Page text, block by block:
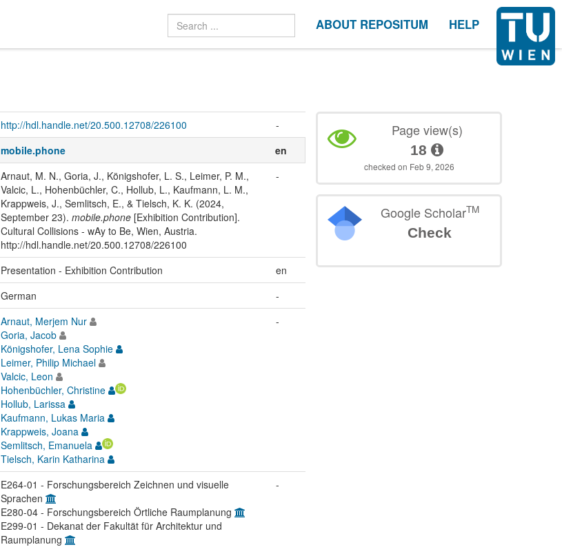
ABOUT REPOSITUM HELP
http://hdl.handle.net/20.500.12708/226100
-
mobile.phone
en
Arnaut, M. N., Goria, J., Königshofer, L. S., Leimer, P. M.,
Valcic, L., Hohenbüchler, C., Hollub, L., Kaufmann, L. M.,
Krappweis, J., Semlitsch, E., & Tielsch, K. K. (2024,
September 23). mobile.phone[Exhibition Contribution].
Cultural Collisions - wAy to Be, Wien, Austria.
http://hdl.handle.net/20.500.12708/226100
-
Presentation - Exhibition Contribution
en
German
-
Arnaut, Merjem Nur
Goria, Jacob
Königshofer, Lena Sophie
Leimer, Philip Michael
Valcic, Leon
Hohenbüchler, Christine
Hollub, Larissa
Kaufmann, Lukas Maria
Krappweis, Joana
Semlitsch, Emanuela
Tielsch, Karin Katharina
-
E264-01 - Forschungsbereich Zeichnen und visuelle
Sprachen
E280-04 - Forschungsbereich Örtliche Raumplanung
E299-01 - Dekanat der Fakultät für Architektur und
Raumplanung
-
Page view(s)
18
checked on Feb 9, 2026
Google ScholarTM
Check